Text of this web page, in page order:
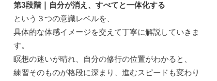
第3段階｜自分が消え、すべてと一体化する
という３つの意識レベルを、
具体的な体感イメージを交えて丁寧に解説していきま
す。
瞑想の迷いが晴れ、自分の修行の位置がわかると、
練習そのものが格段に深まり、進むスピードも変わり